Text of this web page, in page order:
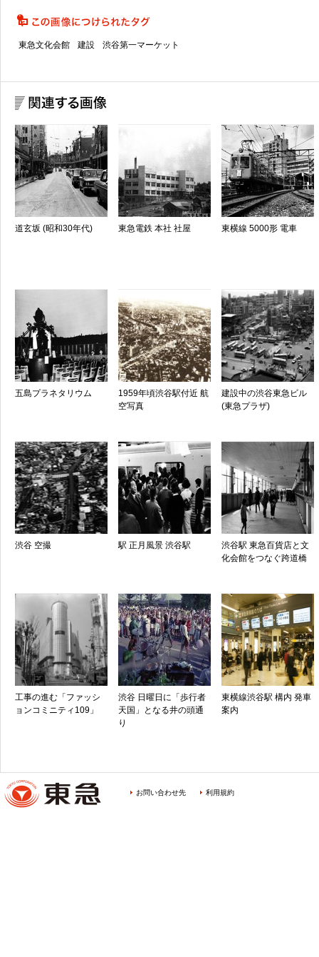
東急文化会館 建設 渋谷第一マーケット
道玄坂 (昭和30年代) 東急電鉄 本社 社屋 東横線 5000形 電車
五島プラネタリウム
1959年頃渋谷駅付近 航
空写真
建設中の渋谷東急ビル
(東急プラザ)
渋谷 空撮 駅 正月風景 渋谷駅
渋谷駅 東急百貨店と文
化会館をつなぐ跨道橋
工事の進む「ファッシ
ョンコミニティ109」
渋谷 日曜日に「歩行者
天国」となる井の頭通
り
東横線渋谷駅 構内 発車
案内
お問い合わせ先 利用規約